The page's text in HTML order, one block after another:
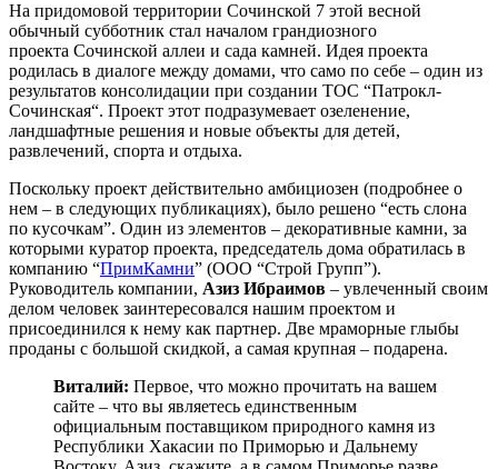
На придомовой территории Сочинской 7 этой весной
обычный субботник стал началом грандиозного
проекта Сочинской аллеи и сада камней. Идея проекта
родилась в диалоге между домами, что само по себе – один из
результатов консолидации при создании ТОС “Патрокл-
Сочинская“. Проект этот подразумевает озеленение,
ландшафтные решения и новые объекты для детей,
развлечений, спорта и отдыха.
Поскольку проект действительно амбициозен (подробнее о
нем – в следующих публикациях), было решено “есть слона
по кусочкам”. Один из элементов – декоративные камни, за
которыми куратор проекта, председатель дома обратилась в
компанию “ПримКамни” (ООО “Строй Групп”).
Руководитель компании, Азиз Ибраимов – увлеченный своим
делом человек заинтересовался нашим проектом и
присоединился к нему как партнер. Две мраморные глыбы
проданы с большой скидкой, а самая крупная – подарена.
Виталий: Первое, что можно прочитать на вашем
сайте – что вы являетесь единственным
официальным поставщиком природного камня из
Республики Хакасии по Приморью и Дальнему